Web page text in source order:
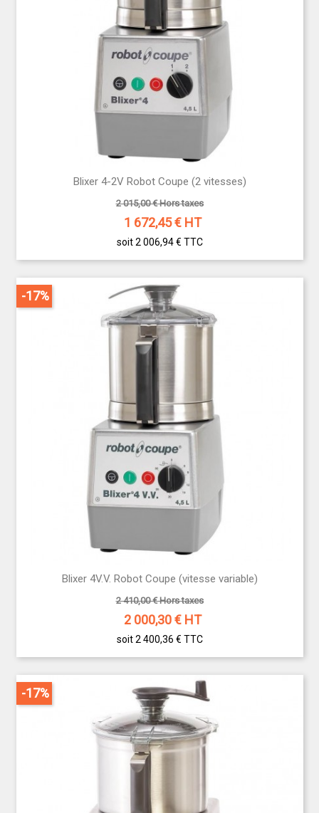
Blixer 4-2V Robot Coupe (2 vitesses)
2 015,00 € Hors taxes
1 672,45€ HT
soit 2 006,94 € TTC
Blixer 4V.V. Robot Coupe (vitesse variable)
2 410,00 € Hors taxes
2 000,30€ HT
soit 2 400,36 € TTC
-17%
-17%